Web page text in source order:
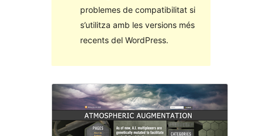
problemes de compatibilitat si
s’utilitza amb les versions més
recents del WordPress.